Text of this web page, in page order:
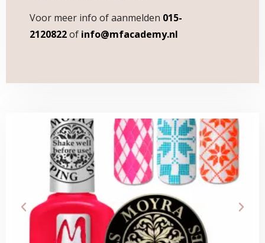
Voor meer info of aanmelden 015-
2120822of info@mfacademy.nl